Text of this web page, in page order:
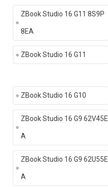
ZBook Studio 16 G11 8S9P
8EA
ZBook Studio 16 G11
ZBook Studio 16 G10
ZBook Studio 16 G9 62V45E
A
ZBook Studio 16 G9 62U55E
A